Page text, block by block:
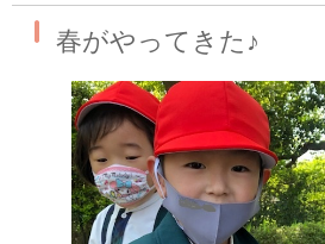
春がやってきた♪